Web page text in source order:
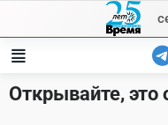
content
Открывайте, это